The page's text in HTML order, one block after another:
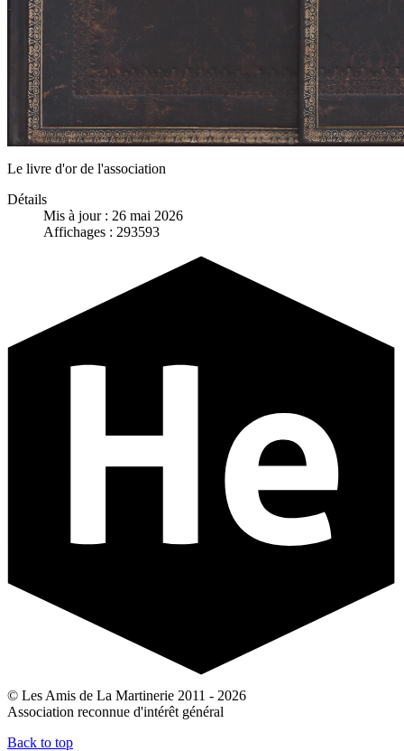
Le livre d'or de l'association
Détails
Mis à jour : 26 mai 2026
Affichages : 293593
© Les Amis de La Martinerie 2011 - 2026
Association reconnue d'intérêt général
Back to top